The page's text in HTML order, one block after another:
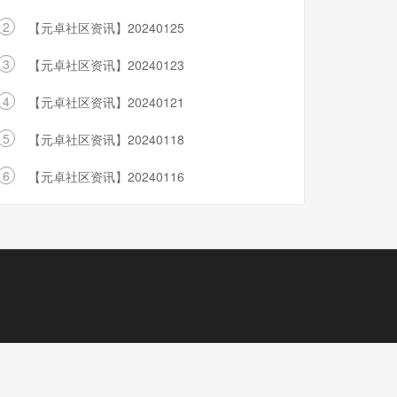
2 【元卓社区资讯】20240125
3 【元卓社区资讯】20240123
4 【元卓社区资讯】20240121
5 【元卓社区资讯】20240118
6 【元卓社区资讯】20240116